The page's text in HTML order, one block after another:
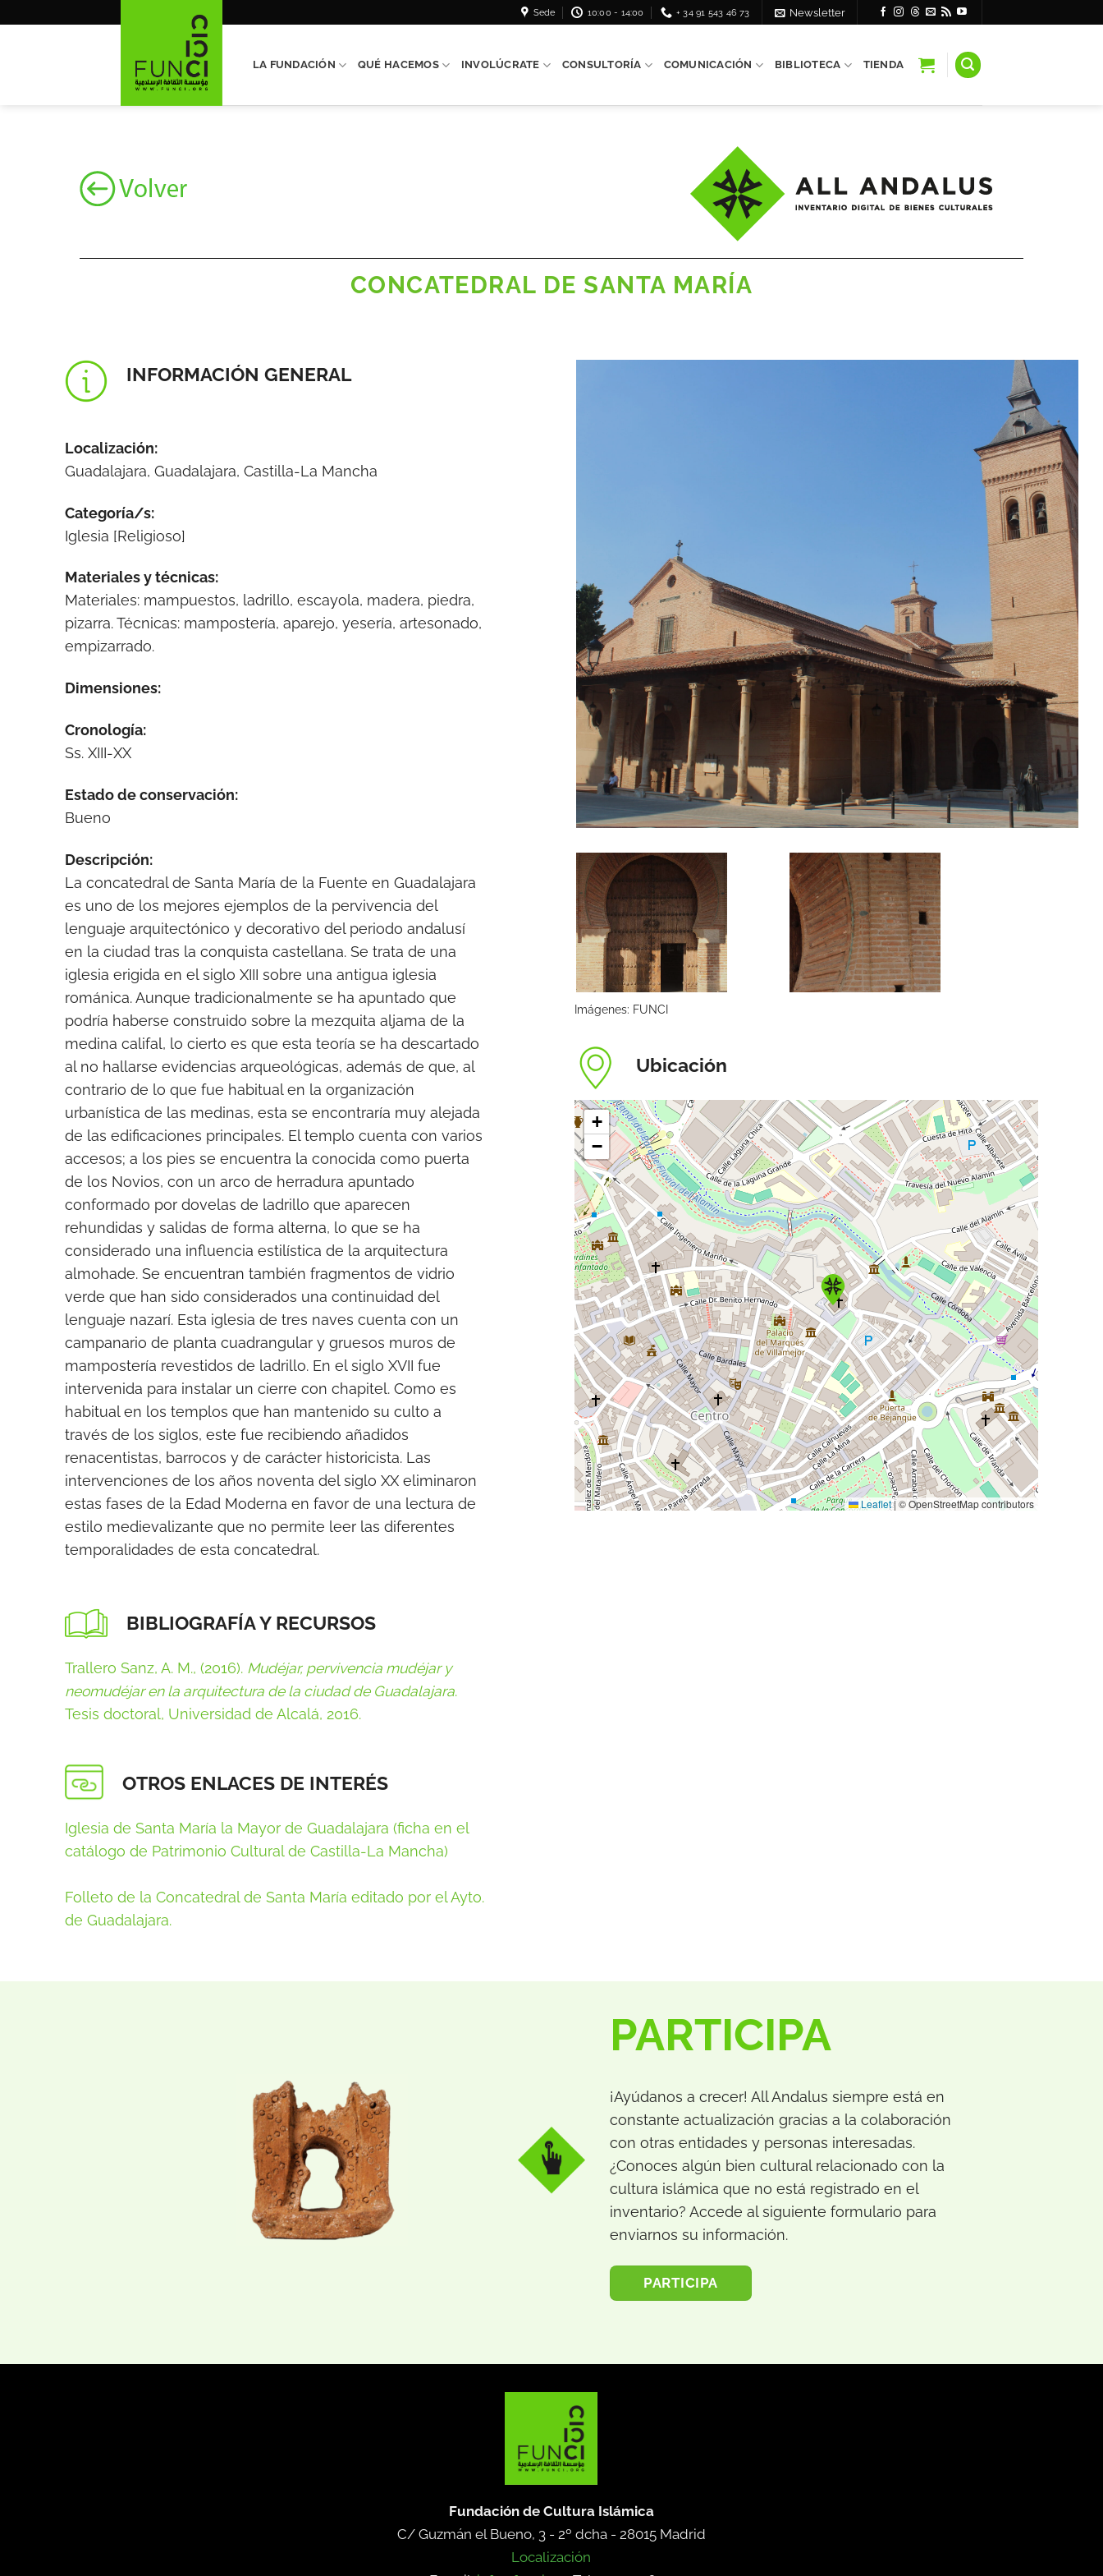
Sede 10:00 - 14:00 + 34 91 543 46 73 Newsletter
LA FUNDACIÓN QUÉ HACEMOS INVOLÚCRATE CONSULTORÍA COMUNICACIÓN BIBLIOTECA TIENDA
CONCATEDRAL DE SANTA MARÍA
INFORMACIÓN GENERAL
Localización:
Guadalajara, Guadalajara, Castilla-La Mancha
Categoría/s:
Iglesia [Religioso]
Materiales y técnicas:
Materiales: mampuestos, ladrillo, escayola, madera, piedra,
pizarra. Técnicas: mampostería, aparejo, yesería, artesonado,
empizarrado.
Dimensiones:
Cronología:
Ss. XIII-XX
Estado de conservación:
Bueno
Descripción:
La concatedral de Santa María de la Fuente en Guadalajara
es uno de los mejores ejemplos de la pervivencia del
lenguaje arquitectónico y decorativo del periodo andalusí
en la ciudad tras la conquista castellana. Se trata de una
iglesia erigida en el siglo XIII sobre una antigua iglesia
románica. Aunque tradicionalmente se ha apuntado que
podría haberse construido sobre la mezquita aljama de la
medina califal, lo cierto es que esta teoría se ha descartado
al no hallarse evidencias arqueológicas, además de que, al
contrario de lo que fue habitual en la organización
urbanística de las medinas, esta se encontraría muy alejada
de las edificaciones principales. El templo cuenta con varios
accesos; a los pies se encuentra la conocida como puerta
de los Novios, con un arco de herradura apuntado
conformado por dovelas de ladrillo que aparecen
rehundidas y salidas de forma alterna, lo que se ha
considerado una influencia estilística de la arquitectura
almohade. Se encuentran también fragmentos de vidrio
verde que han sido considerados una continuidad del
lenguaje nazarí. Esta iglesia de tres naves cuenta con un
campanario de planta cuadrangular y gruesos muros de
mampostería revestidos de ladrillo. En el siglo XVII fue
intervenida para instalar un cierre con chapitel. Como es
habitual en los templos que han mantenido su culto a
través de los siglos, este fue recibiendo añadidos
renacentistas, barrocos y de carácter historicista. Las
intervenciones de los años noventa del siglo XX eliminaron
estas fases de la Edad Moderna en favor de una lectura de
estilo medievalizante que no permite leer las diferentes
temporalidades de esta concatedral.
BIBLIOGRAFÍA Y RECURSOS
Trallero Sanz, A. M., (2016). Mudéjar, pervivencia mudéjar y
neomudéjar en la arquitectura de la ciudad de Guadalajara.
Tesis doctoral, Universidad de Alcalá, 2016.
OTROS ENLACES DE INTERÉS
Iglesia de Santa María la Mayor de Guadalajara (ficha en el
catálogo de Patrimonio Cultural de Castilla-La Mancha)
Folleto de la Concatedral de Santa María editado por el Ayto.
de Guadalajara.
Imágenes: FUNCI
Ubicación
+
−
Leaflet|© OpenStreetMap contributors
PARTICIPA
¡Ayúdanos a crecer! All Andalus siempre está en
constante actualización gracias a la colaboración
con otras entidades y personas interesadas.
¿Conoces algún bien cultural relacionado con la
cultura islámica que no está registrado en el
inventario? Accede al siguiente formulario para
enviarnos su información.
PARTICIPA
Fundación de Cultura Islámica
C/ Guzmán el Bueno, 3 - 2º dcha - 28015 Madrid
Localización